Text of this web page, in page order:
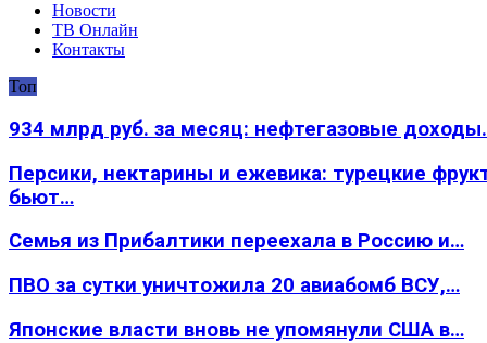
Новости
ТВ Онлайн
Контакты
Топ
934 млрд руб. за месяц: нефтегазовые
Персики, нектарины и ежевика: турецкие
бьют…
Семья из Прибалтики переехала в Россию и…
ПВО за сутки уничтожила 20 авиабомб ВСУ,…
Японские власти вновь не упомянули США в…